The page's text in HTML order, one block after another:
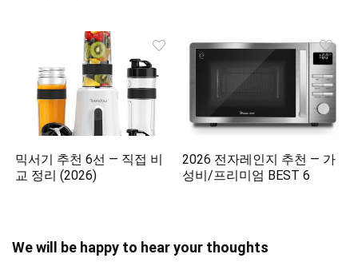
믹서기 추천 6선 — 직접 비
교 정리 (2026)
2026 전자레인지 추천 — 가
성비/프리미엄 BEST 6
We will be happy to hear your thoughts